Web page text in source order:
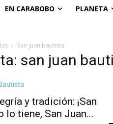
EN CARABOBO PLANETA
San juan bautista
san juan
y tradición: ¡San
lo tiene, San Juan...